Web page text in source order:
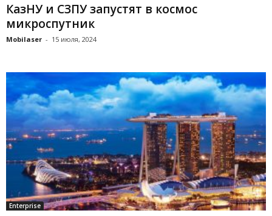
КазНУ и СЗПУ запустят в космос
микроспутник
Mobilaser - 15 июля, 2024
Enterprise